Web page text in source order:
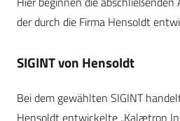
der durch die Firma Hensoldt
SIGINT von Hensoldt
Bei dem gewählten SIGINT
Hensoldt entwickelte „Kalætron